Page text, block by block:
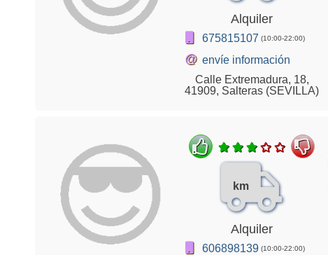
Alquiler
675815107 (10:00-22:00)
@ envíe información
Calle Extremadura, 18,
41909, Salteras (SEVILLA)
km
Alquiler
606898139 (10:00-22:00)